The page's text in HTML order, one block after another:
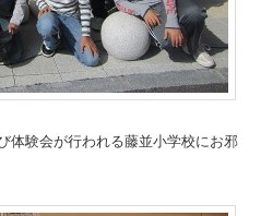
体験会が行われる藤並小学校にお邪